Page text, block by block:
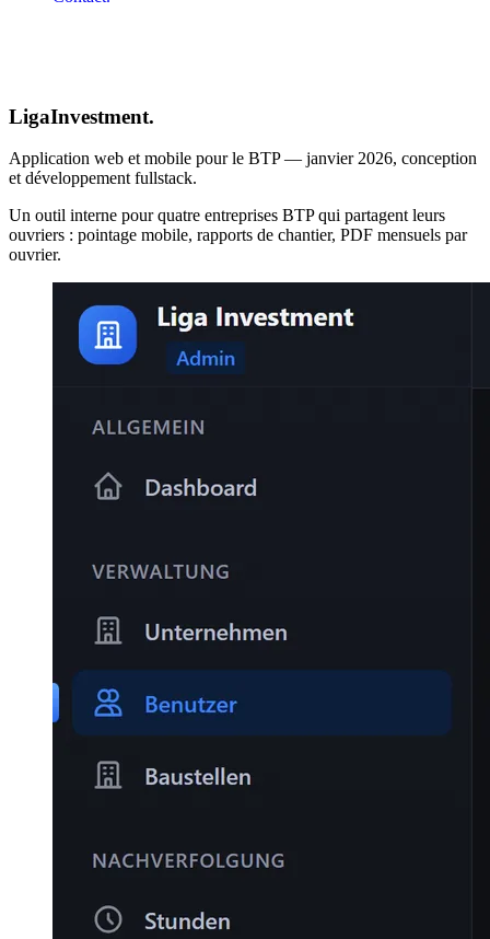
LigaInvestment.
Application web et mobile pour le BTP — janvier 2026, conception
et développement fullstack.
Un outil interne pour quatre entreprises BTP qui partagent leurs
ouvriers : pointage mobile, rapports de chantier, PDF mensuels par
ouvrier.